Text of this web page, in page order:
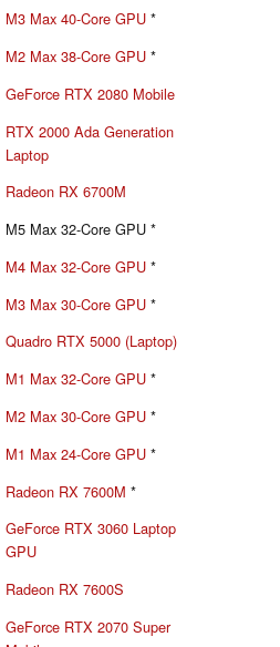
M3 Max 40-Core GPU *
M2 Max 38-Core GPU *
GeForce RTX 2080 Mobile
RTX 2000 Ada Generation
Laptop
Radeon RX 6700M
M5 Max 32-Core GPU *
M4 Max 32-Core GPU *
M3 Max 30-Core GPU *
Quadro RTX 5000 (Laptop)
M1 Max 32-Core GPU *
M2 Max 30-Core GPU *
M1 Max 24-Core GPU *
Radeon RX 7600M *
GeForce RTX 3060 Laptop
GPU
Radeon RX 7600S
GeForce RTX 2070 Super